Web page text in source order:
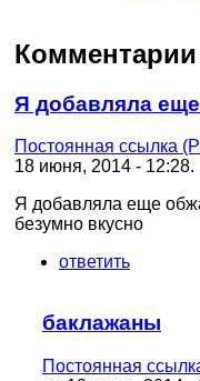
Комментарии
Я добавляла
Постоянная ссылка
18 июня, 2014 - 12:28.
Я добавляла еще
безумно вкусно
ответить
баклажаны
Постоянная